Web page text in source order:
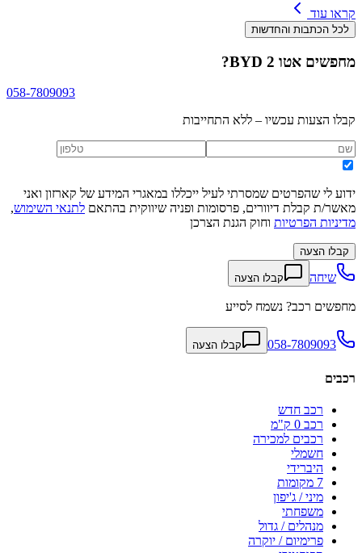
קראו עוד
לכל הכתבות והחדשות
מחפשים BYD אטו 2 ?
058-7809093
קבלו הצעות עכשיו – ללא התחייבות
ידוע לי שהפרטים שמסרתי לעיל ייכללו במאגרי המידע של קארזון ואני
מאשר/ת קבלת דיוורים, פרסומות ופניה שיווקית בהתאם לתנאי השימוש,
מדיניות הפרטיות וחוק הגנת הצרכן
קבלו הצעה
שיחה קבלו הצעה
מחפשים רכב? נשמח לסייע
058-7809093 קבלו הצעה
רכבים
רכב חדש
רכב 0 ק"מ
רכבים למכירה
חשמלי
היברידי
7 מקומות
מיני / ג'יפון
משפחתי
מנהלים / גדול
פרימיום / יוקרה